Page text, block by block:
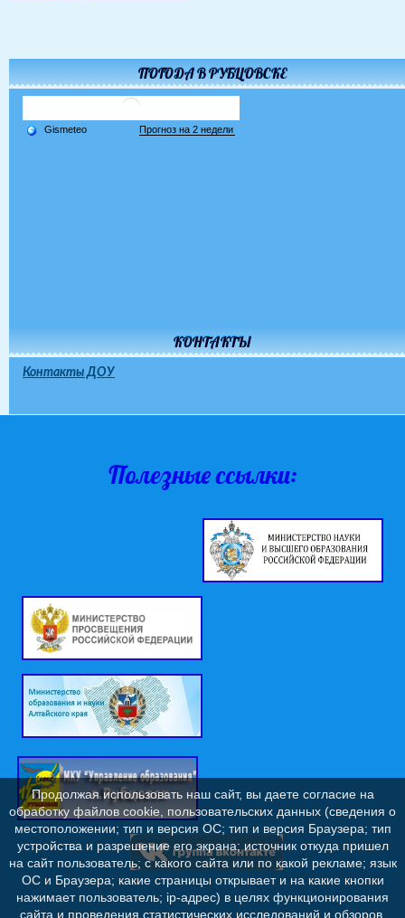
ПОГОДА В РУБЦОВСКЕ
КОНТАКТЫ
Контакты ДОУ
Полезные ссылки:
Продолжая использовать наш сайт, вы даете согласие на
обработку файлов cookie, пользовательских данных (сведения о
местоположении; тип и версия ОС; тип и версия Браузера; тип
устройства и разрешение его экрана; источник откуда пришел
на сайт пользователь; с какого сайта или по какой рекламе; язык
ОС и Браузера; какие страницы открывает и на какие кнопки
нажимает пользователь; ip-адрес) в целях функционирования
сайта и проведения статистических исследований и обзоров.